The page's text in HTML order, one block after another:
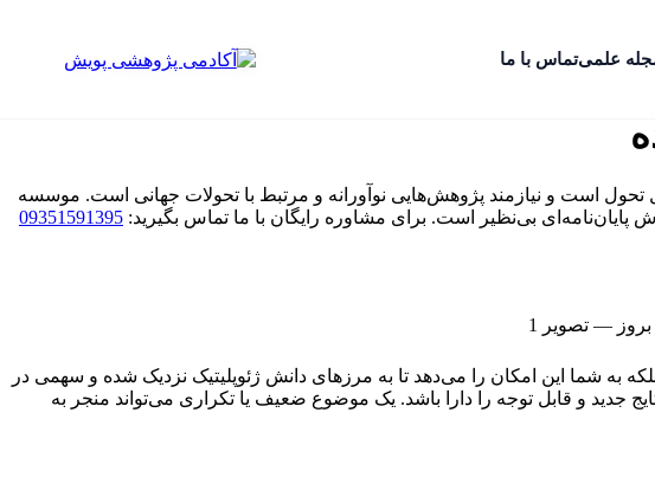
علمیتماس با ما
است و نیازمند پژوهش‌هایی نوآورانه و مرتبط با تحولات جهانی است. موسسه
پایان‌نامه‌ای بی‌نظیر است. برای مشاوره رایگان با ما تماس بگیرید: 09351591395
به شما این امکان را می‌دهد تا به مرزهای دانش ژئوپلیتیک نزدیک شده و سهمی در
جدید و قابل توجه را دارا باشد. یک موضوع ضعیف یا تکراری می‌تواند منجر به